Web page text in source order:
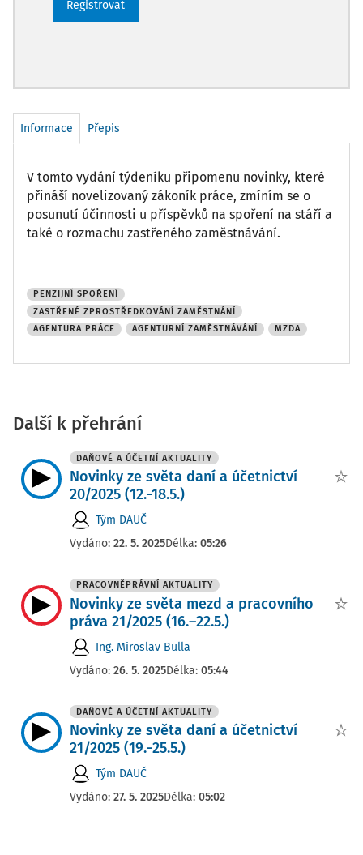
Registrovat
Informace Přepis
V tomto vydání týdeníku připomenu novinky, které
přináší novelizovaný zákoník práce, zmíním se o
posunutí účinnosti u příspěvků na spoření na stáří a
také o rozmachu zastřeného zaměstnávání.
PENZIJNÍ SPOŘENÍ
ZASTŘENÉ ZPROSTŘEDKOVÁNÍ ZAMĚSTNÁNÍ
AGENTURA PRÁCE
AGENTURNÍ ZAMĚSTNÁVÁNÍ MZDA
Další k přehrání
DAŇOVÉ A ÚČETNÍ AKTUALITY
Novinky ze světa daní a účetnictví
20/2025 (12.-18.5.)
Tým DAUČ
Vydáno: 22. 5. 2025Délka: 05:26
PRACOVNĚPRÁVNÍ AKTUALITY
Novinky ze světa mezd a pracovního
práva 21/2025 (16.–22.5.)
Ing. Miroslav Bulla
Vydáno: 26. 5. 2025Délka: 05:44
DAŇOVÉ A ÚČETNÍ AKTUALITY
Novinky ze světa daní a účetnictví
21/2025 (19.-25.5.)
Tým DAUČ
Vydáno: 27. 5. 2025Délka: 05:02